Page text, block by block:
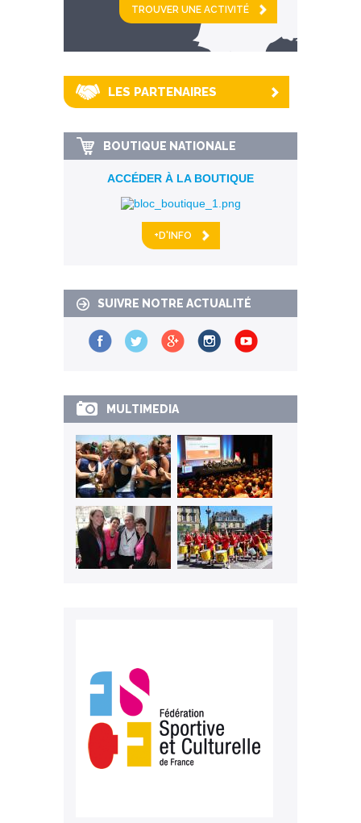
km alentour
LES PARTENAIRES
BOUTIQUE NATIONALE
ACCÉDER À LA BOUTIQUE
+D'INFO
SUIVRE NOTRE ACTUALITÉ
MULTIMEDIA